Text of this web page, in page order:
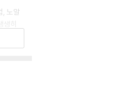
, 노알
생히